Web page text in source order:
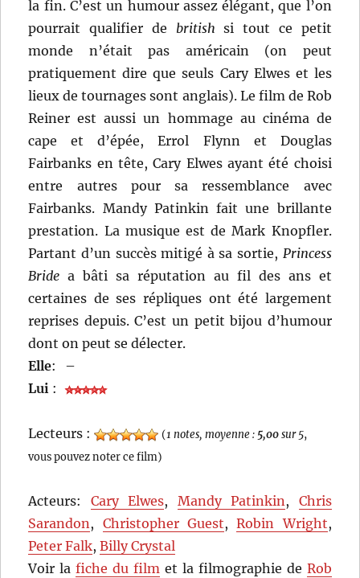
la fin. C’est un humour assez élégant, que l’on
pourrait qualifier de british si tout ce petit
monde n’était pas américain (on peut
pratiquement dire que seuls Cary Elwes et les
lieux de tournages sont anglais). Le film de Rob
Reiner est aussi un hommage au cinéma de
cape et d’épée, Errol Flynn et Douglas
Fairbanks en tête, Cary Elwes ayant été choisi
entre autres pour sa ressemblance avec
Fairbanks. Mandy Patinkin fait une brillante
prestation. La musique est de Mark Knopfler.
Partant d’un succès mitigé à sa sortie, Princess
Bride a bâti sa réputation au fil des ans et
certaines de ses répliques ont été largement
reprises depuis. C’est un petit bijou d’humour
dont on peut se délecter.
Elle:
–
Lui :
Lecteurs : (1 notes, moyenne : 5,00sur 5,
vous pouvez noter ce film)
Acteurs: Cary Elwes, Mandy Patinkin, Chris
Sarandon, Christopher Guest,Robin Wright,
Peter Falk,Billy Crystal
Voir lafiche du film et la filmographie de Rob